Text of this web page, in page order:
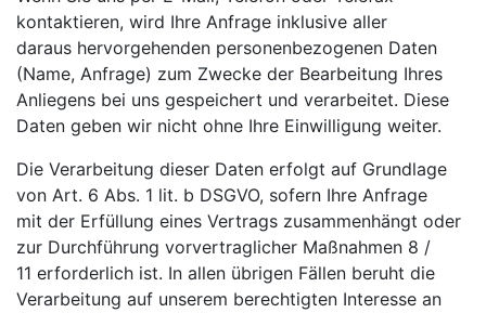
kontaktieren, wird Ihre Anfrage inklusive aller
daraus hervorgehenden personenbezogenen Daten
(Name, Anfrage) zum Zwecke der Bearbeitung Ihres
Anliegens bei uns gespeichert und verarbeitet. Diese
Daten geben wir nicht ohne Ihre Einwilligung weiter.
Die Verarbeitung dieser Daten erfolgt auf Grundlage
von Art. 6 Abs. 1 lit. b DSGVO, sofern Ihre Anfrage
mit der Erfüllung eines Vertrags zusammenhängt oder
zur Durchführung vorvertraglicher Maßnahmen 8 /
11 erforderlich ist. In allen übrigen Fällen beruht die
Verarbeitung auf unserem berechtigten Interesse an